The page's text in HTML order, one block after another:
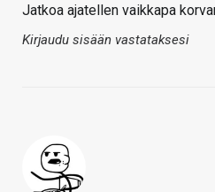
Jatkoa ajatellen vaikkapa
Kirjaudu sisään vastataksesi